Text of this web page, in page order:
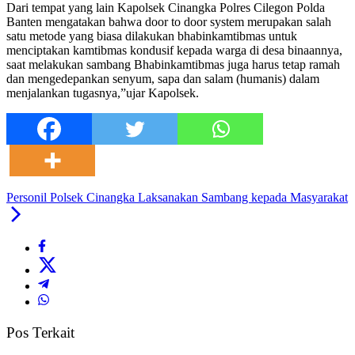
Dari tempat yang lain Kapolsek Cinangka Polres Cilegon Polda
Banten mengatakan bahwa door to door system merupakan salah
satu metode yang biasa dilakukan bhabinkamtibmas untuk
menciptakan kamtibmas kondusif kepada warga di desa binaannya,
saat melakukan sambang Bhabinkamtibmas juga harus tetap ramah
dan mengedepankan senyum, sapa dan salam (humanis) dalam
menjalankan tugasnya,”ujar Kapolsek.
Personil Polsek Cinangka Laksanakan Sambang kepada Masyarakat
Pos Terkait